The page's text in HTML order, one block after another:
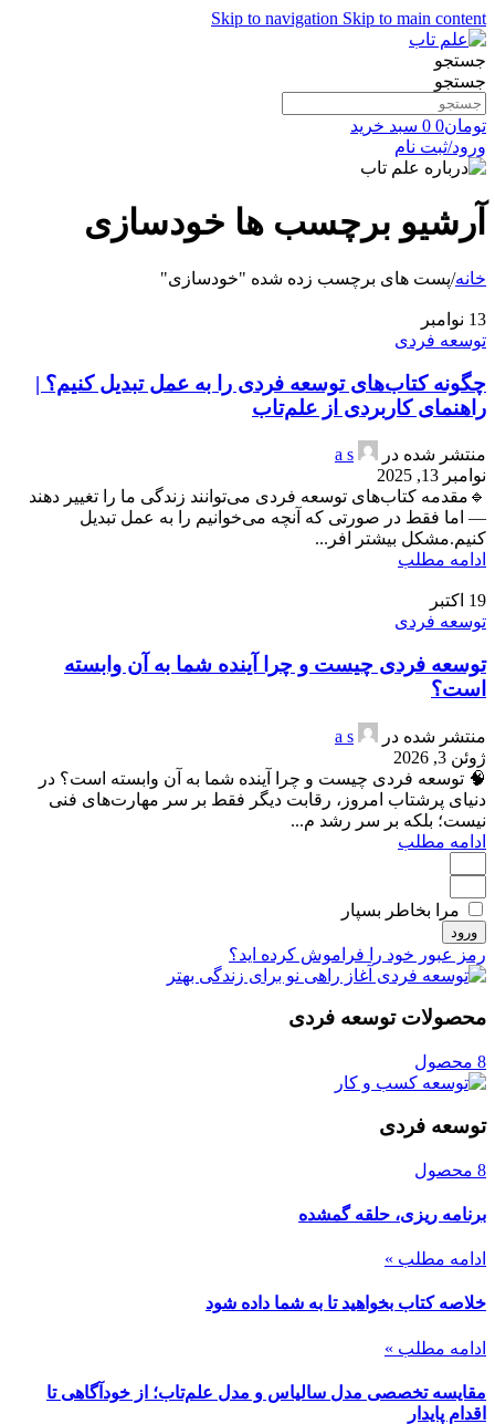
Skip to navigation Skip to main content
جستجو
جستجو
تومان0
0 سبد خرید
ورود/ثبت نام
آرشیو برچسب ها خودسازی
خانه/پست های برچسب زده شده "خودسازی"
13 نوامبر
توسعه فردی
چگونه کتاب‌های توسعه فردی را به عمل تبدیل کنیم؟ |
راهنمای کاربردی از علم‌تاب
منتشر شده در
a s
نوامبر 13, 2025
🔹مقدمه کتاب‌های توسعه فردی می‌توانند زندگی ما را تغییر دهند
— اما فقط در صورتی که آنچه می‌خوانیم را به عمل تبدیل
کنیم.مشکل بیشتر افر...
ادامه مطلب
19 اکتبر
توسعه فردی
توسعه فردی چیست و چرا آینده شما به آن وابسته
است؟
منتشر شده در
a s
ژوئن 3, 2026
🧠 توسعه فردی چیست و چرا آینده شما به آن وابسته است؟ در
دنیای پرشتاب امروز، رقابت دیگر فقط بر سر مهارت‌های فنی
نیست؛ بلکه بر سر رشد م...
ادامه مطلب
مرا بخاطر بسپار
ورود
رمز عبور خود را فراموش کرده اید؟
محصولات توسعه فردی
8 محصول
توسعه فردی
8 محصول
برنامه ریزی، حلقه گمشده
ادامه مطلب »
خلاصه کتاب بخواهید تا به شما داده شود
ادامه مطلب »
مقایسه تخصصی مدل سالیاس و مدل علم‌تاب؛ از خودآگاهی تا
اقدام پایدار